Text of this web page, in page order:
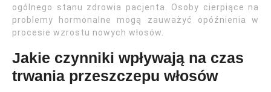
ogólnego stanu zdrowia pacjenta. Osoby cierpiące na
problemy hormonalne mogą zauważyć opóźnienia w
procesie wzrostu nowych włosów.
Jakie czynniki wpływają na czas
trwania przeszczepu włosów